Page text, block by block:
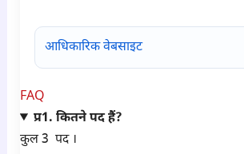
आधिकारिक वेबसाइट
FAQ
प्र1. कितने पद हैं?
कुल 3 पद ।